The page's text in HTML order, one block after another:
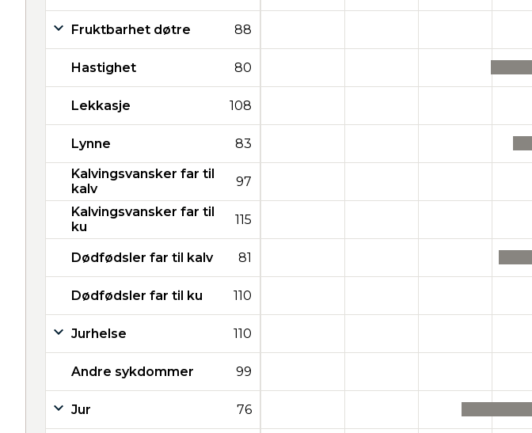
Fruktbarhet døtre 88
Hastighet 80
Lekkasje 108
Lynne 83
Kalvingsvansker far til
kalv
97
Kalvingsvansker far til
ku
115
Dødfødsler far til kalv 81
Dødfødsler far til ku 110
Jurhelse 110
Andre sykdommer 99
Jur 76